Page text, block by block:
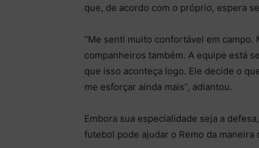
que, de acordo com o próprio, espera
“Me senti muito confortável em campo.
companheiros também. A equipe está
que isso aconteça logo. Ele decide o
me esforçar ainda mais”, adiantou.
Embora sua especialidade seja a
futebol pode ajudar o Remo da maneira